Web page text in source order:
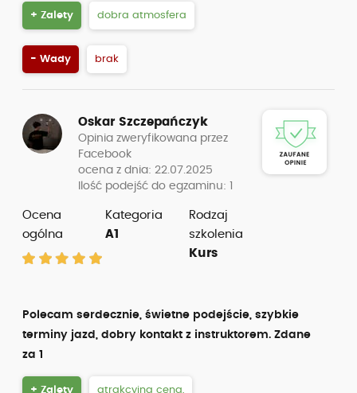
+ Zalety dobra atmosfera
- Wady brak
Oskar Szczepańczyk
Opinia zweryfikowana przez
Facebook
ocena z dnia: 22.07.2025
Ilość podejść do egzaminu: 1
Ocena
ogólna
Kategoria
A1
Rodzaj
szkolenia
Kurs
Polecam serdecznie, świetne podejście, szybkie
terminy jazd, dobry kontakt z instruktorem. Zdane
za 1
+ Zalety atrakcyjna cena,